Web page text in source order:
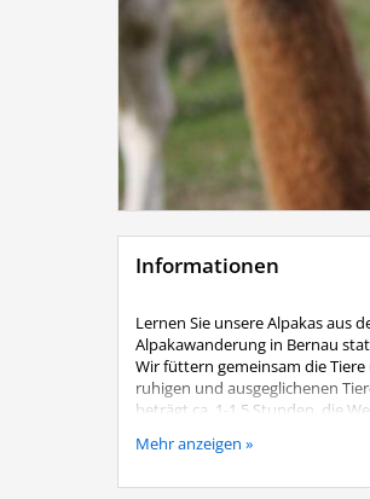
Informationen
Lernen Sie unsere Alpakas aus
Alpakawanderung in Bernau
Wir füttern gemeinsam die
ruhigen und ausgeglichenen
beträgt ca. 1-1,5 Stunden, die
Kosten:
Begleitpersonen ohne eigenes
Mehr anzeigen »